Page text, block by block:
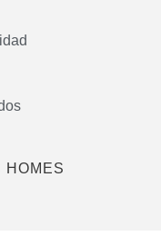
HOMES